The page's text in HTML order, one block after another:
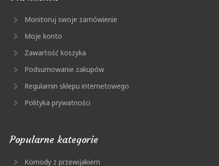
Monitoruj swoje zamówienie
Moje konto
Zawartość koszyka
Podsumowanie zakupów
Regulamin sklepu internetowego
Polityka prywatności
Popularne kategorie
Komody z przewijakiem